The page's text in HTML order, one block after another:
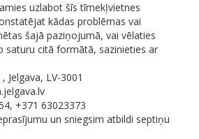
uzlabot šīs tīmekļvietnes
kādas problēmas vai
šajā paziņojumā, vai vēlaties
saturu citā formātā, sazinieties ar
Jelgava, LV-3001
+371 63023373
un sniegsim atbildi septiņu